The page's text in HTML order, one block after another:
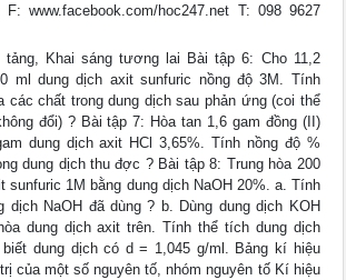
F: www.facebook.com/hoc247.net T: 098 9627
tảng, Khai sáng tương lai Bài tập 6: Cho 11,2
ml dung dịch axit sunfuric nồng độ 3M. Tính
các chất trong dung dịch sau phản ứng (coi thể
đổi) ? Bài tập 7: Hòa tan 1,6 gam đồng (II)
dung dịch axit HCl 3,65%. Tính nồng độ %
dung dịch thu đợc ? Bài tập 8: Trung hòa 200
sunfuric 1M bằng dung dịch NaOH 20%. a. Tính
dịch NaOH đã dùng ? b. Dùng dung dịch KOH
dung dịch axit trên. Tính thể tích dung dịch
biết dung dịch có d = 1,045 g/ml. Bảng kí hiệu
của một số nguyên tố, nhóm nguyên tố Kí hiệu